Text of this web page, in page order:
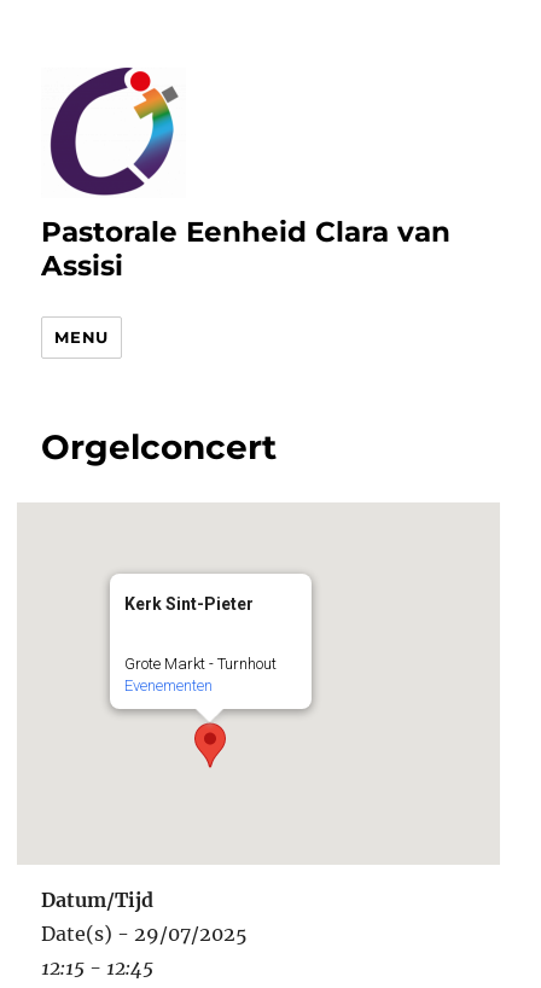
Pastorale Eenheid Clara van
Assisi
MENU
Orgelconcert
Kerk Sint-Pieter
Grote Markt - Turnhout
Evenementen
Datum/Tijd
Date(s) - 29/07/2025
12:15 - 12:45